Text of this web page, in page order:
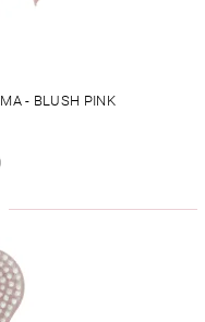
- BLUSH PINK